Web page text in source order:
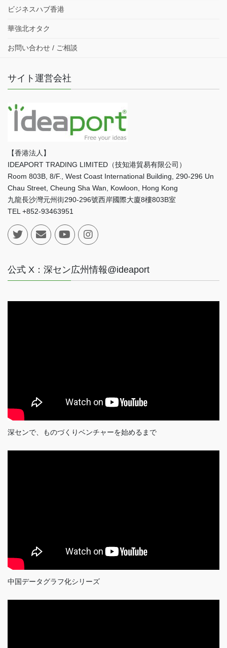
ビジネスハブ香港
華強北オタク
お問い合わせ / ご相談
サイト運営会社
【香港法人】
IDEAPORT TRADING LIMITED（技知港貿易有限公司）
Room 803B, 8/F., West Coast International Building, 290-296 Un
Chau Street, Cheung Sha Wan, Kowloon, Hong Kong
九龍長沙灣元州街290-296號西岸國際大廈8樓803B室
TEL +852-93463951
公式 X：深セン広州情報@ideaport
深センで、ものづくりベンチャーを始めるまで
中国データグラフ化シリーズ